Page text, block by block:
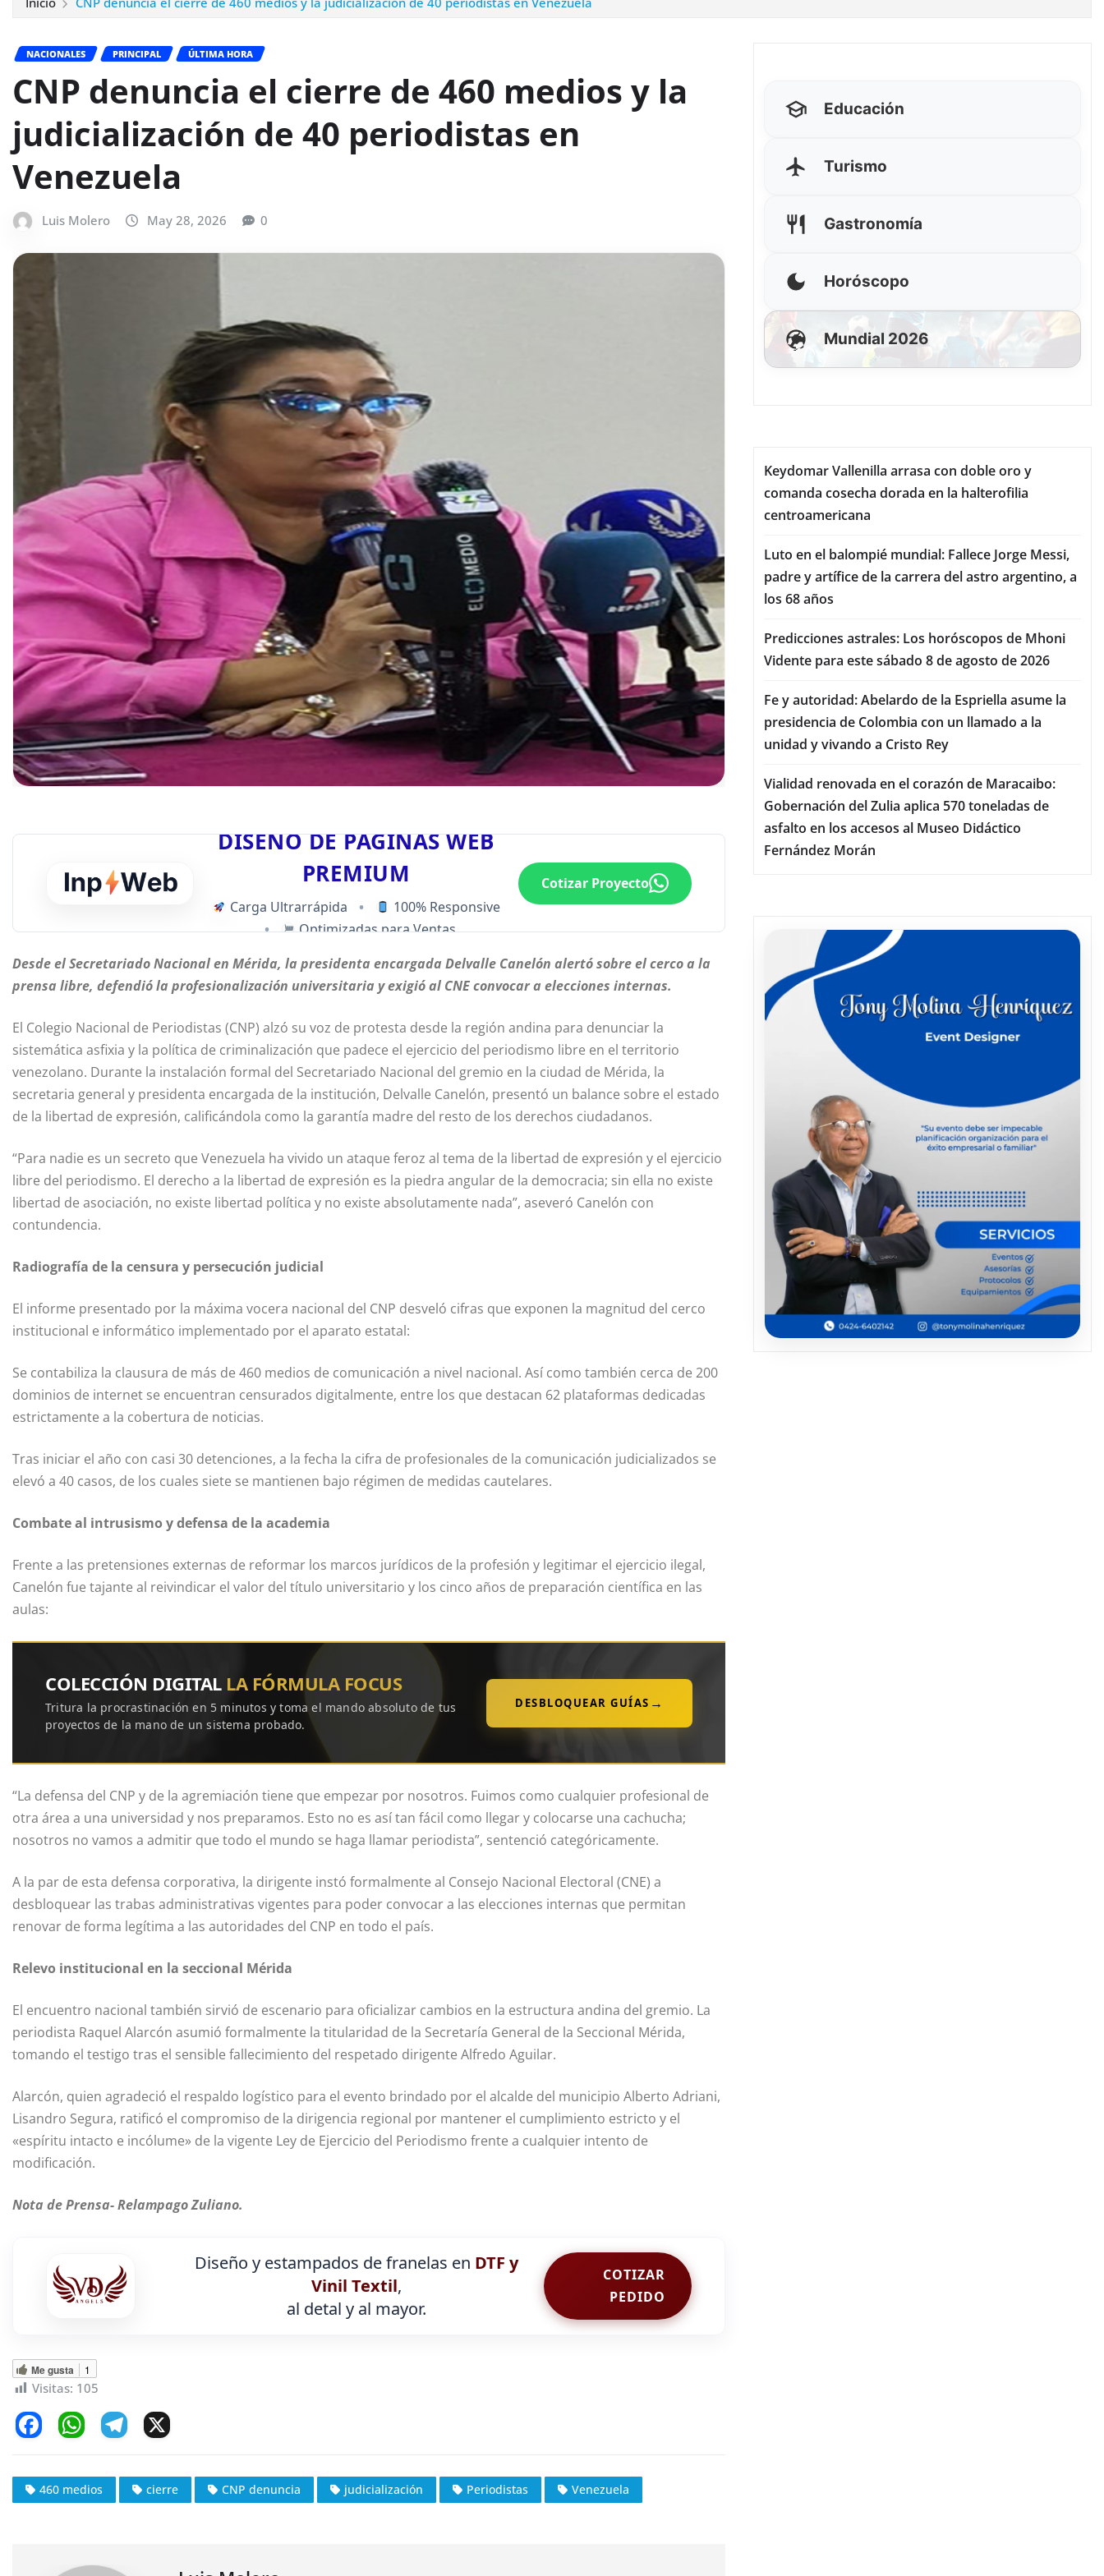
NACIONALES PRINCIPAL ÚLTIMA HORA
CNP denuncia el cierre de 460 medios y la
judicialización de 40 periodistas en
Venezuela
Luis Molero May 28, 2026 0
DISEÑO DE PÁGINAS WEB
PREMIUM
Carga Ultrarrápida •
100% Responsive
•
Optimizadas para Ventas
Cotizar Proyecto
Desde el Secretariado Nacional en Mérida, la presidenta encargada Delvalle Canelón alertó sobre el cerco a la
prensa libre, defendió la profesionalización universitaria y exigió al CNE convocar a elecciones internas.
El Colegio Nacional de Periodistas (CNP) alzó su voz de protesta desde la región andina para denunciar la
sistemática asfixia y la política de criminalización que padece el ejercicio del periodismo libre en el territorio
venezolano. Durante la instalación formal del Secretariado Nacional del gremio en la ciudad de Mérida, la
secretaria general y presidenta encargada de la institución, Delvalle Canelón, presentó un balance sobre el estado
de la libertad de expresión, calificándola como la garantía madre del resto de los derechos ciudadanos.
“Para nadie es un secreto que Venezuela ha vivido un ataque feroz al tema de la libertad de expresión y el ejercicio
libre del periodismo. El derecho a la libertad de expresión es la piedra angular de la democracia; sin ella no existe
libertad de asociación, no existe libertad política y no existe absolutamente nada”, aseveró Canelón con
contundencia.
Radiografía de la censura y persecución judicial
El informe presentado por la máxima vocera nacional del CNP desveló cifras que exponen la magnitud del cerco
institucional e informático implementado por el aparato estatal:
Se contabiliza la clausura de más de 460 medios de comunicación a nivel nacional. Así como también cerca de 200
dominios de internet se encuentran censurados digitalmente, entre los que destacan 62 plataformas dedicadas
estrictamente a la cobertura de noticias.
Tras iniciar el año con casi 30 detenciones, a la fecha la cifra de profesionales de la comunicación judicializados se
elevó a 40 casos, de los cuales siete se mantienen bajo régimen de medidas cautelares.
Combate al intrusismo y defensa de la academia
Frente a las pretensiones externas de reformar los marcos jurídicos de la profesión y legitimar el ejercicio ilegal,
Canelón fue tajante al reivindicar el valor del título universitario y los cinco años de preparación científica en las
aulas:
COLECCIÓN DIGITAL LA FÓRMULA FOCUS
Tritura la procrastinación en 5 minutos y toma el mando absoluto de tus
proyectos de la mano de un sistema probado.
DESBLOQUEAR GUÍAS →
“La defensa del CNP y de la agremiación tiene que empezar por nosotros. Fuimos como cualquier profesional de
otra área a una universidad y nos preparamos. Esto no es así tan fácil como llegar y colocarse una cachucha;
nosotros no vamos a admitir que todo el mundo se haga llamar periodista”, sentenció categóricamente.
A la par de esta defensa corporativa, la dirigente instó formalmente al Consejo Nacional Electoral (CNE) a
desbloquear las trabas administrativas vigentes para poder convocar a las elecciones internas que permitan
renovar de forma legítima a las autoridades del CNP en todo el país.
Relevo institucional en la seccional Mérida
El encuentro nacional también sirvió de escenario para oficializar cambios en la estructura andina del gremio. La
periodista Raquel Alarcón asumió formalmente la titularidad de la Secretaría General de la Seccional Mérida,
tomando el testigo tras el sensible fallecimiento del respetado dirigente Alfredo Aguilar.
Alarcón, quien agradeció el respaldo logístico para el evento brindado por el alcalde del municipio Alberto Adriani,
Lisandro Segura, ratificó el compromiso de la dirigencia regional por mantener el cumplimiento estricto y el
«espíritu intacto e incólume» de la vigente Ley de Ejercicio del Periodismo frente a cualquier intento de
modificación.
Nota de Prensa- Relampago Zuliano.
Diseño y estampados de franelas en DTF y
Vinil Textil,
al detal y al mayor.
COTIZAR
PEDIDO
Me gusta 1
Visitas: 105
c
e
W
at
s
p
e
gr
460 medios cierre CNP denuncia judicialización Periodistas Venezuela
Educación
Turismo
Gastronomía
Horóscopo
Mundial 2026
Keydomar Vallenilla arrasa con doble oro y
comanda cosecha dorada en la halterofilia
centroamericana
Luto en el balompié mundial: Fallece Jorge Messi,
padre y artífice de la carrera del astro argentino, a
los 68 años
Predicciones astrales: Los horóscopos de Mhoni
Vidente para este sábado 8 de agosto de 2026
Fe y autoridad: Abelardo de la Espriella asume la
presidencia de Colombia con un llamado a la
unidad y vivando a Cristo Rey
Vialidad renovada en el corazón de Maracaibo:
Gobernación del Zulia aplica 570 toneladas de
asfalto en los accesos al Museo Didáctico
Fernández Morán